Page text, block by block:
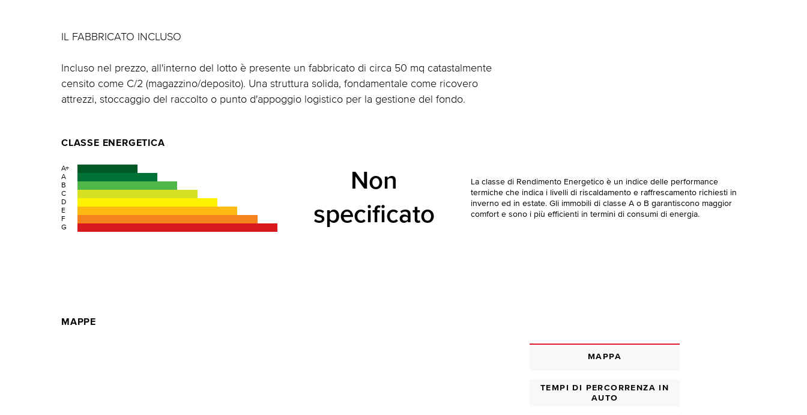
IL FABBRICATO INCLUSO
Incluso nel prezzo, all'interno del lotto è presente un fabbricato di circa 50 mq catastalmente
censito come C/2 (magazzino/deposito). Una struttura solida, fondamentale come ricovero
attrezzi, stoccaggio del raccolto o punto d'appoggio logistico per la gestione del fondo.
CLASSE ENERGETICA
A+
A
B
C
D
E
F
G
Non
specificato
La classe di Rendimento Energetico è un indice delle performance
termiche che indica i livelli di riscaldamento e raffrescamento richiesti in
inverno ed in estate. Gli immobili di classe A o B garantiscono maggior
comfort e sono i più efficienti in termini di consumi di energia.
MAPPE
MAPPA
TEMPI DI PERCORRENZA IN
AUTO